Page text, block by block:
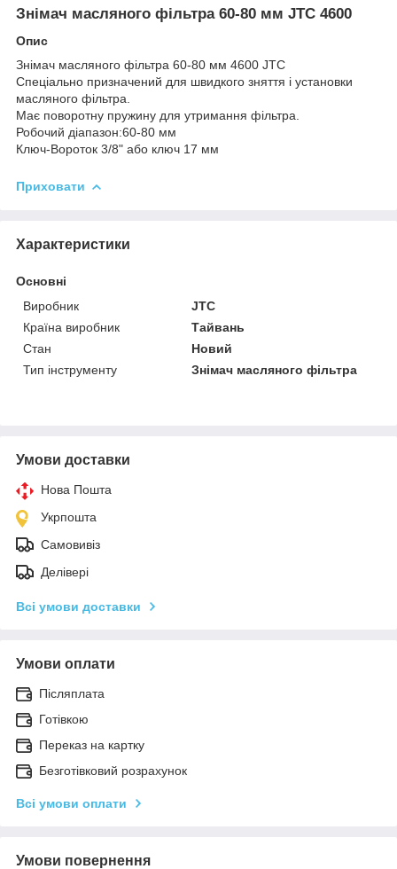
Знімач масляного фільтра 60-80 мм JTC 4600
Опис
Знімач масляного фільтра 60-80 мм 4600 JTC
Спеціально призначений для швидкого зняття і установки
масляного фільтра.
Має поворотну пружину для утримання фільтра.
Робочий діапазон:60-80 мм
Ключ-Вороток 3/8" або ключ 17 мм
Приховати
Характеристики
Основні
Виробник
JTC
Країна виробник
Тайвань
Стан
Новий
Тип інструменту
Знімач масляного фільтра
Умови доставки
Нова Пошта
Укрпошта
Самовивіз
Делівері
Всі умови доставки
Умови оплати
Післяплата
Готівкою
Переказ на картку
Безготівковий розрахунок
Всі умови оплати
Умови повернення